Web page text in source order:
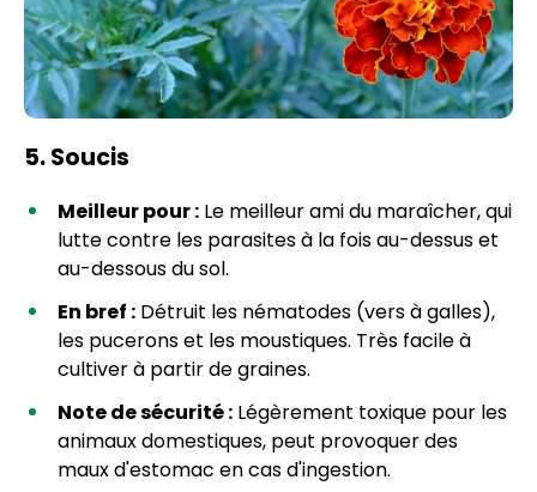
5. Soucis
Meilleur pour : Le meilleur ami du maraîcher, qui
lutte contre les parasites à la fois au-dessus et
au-dessous du sol.
En bref : Détruit les nématodes (vers à galles),
les pucerons et les moustiques. Très facile à
cultiver à partir de graines.
Note de sécurité : Légèrement toxique pour les
animaux domestiques, peut provoquer des
maux d'estomac en cas d'ingestion.